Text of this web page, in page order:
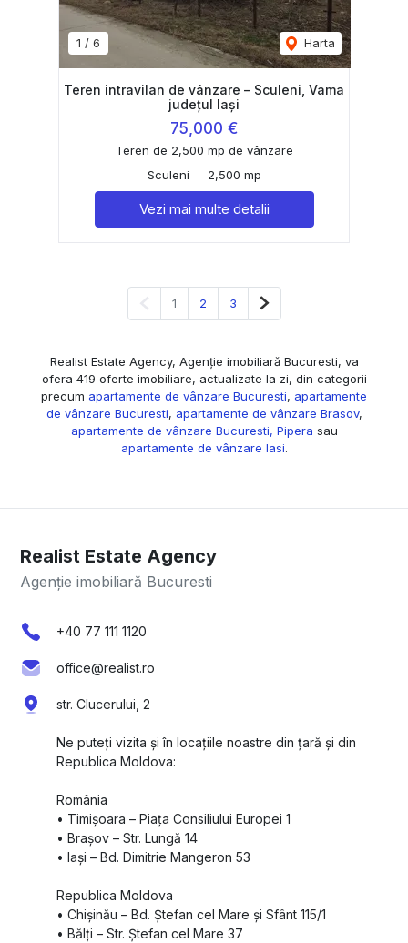
1 / 6 Harta
Teren intravilan de vânzare – Sculeni, Vama
județul Iași
75,000 €
Teren de 2,500 mp de vânzare
Sculeni
2,500 mp
Vezi mai multe detalii
Pagina anterioară
1 2 3 Pagina următoare
Realist Estate Agency, Agenție imobiliară Bucuresti, va
ofera 419 oferte imobiliare, actualizate la zi, din categorii
precum apartamente de vânzare Bucuresti, apartamente
de vânzare Bucuresti, apartamente de vânzare Brasov,
apartamente de vânzare Bucuresti, Pipera sau
apartamente de vânzare Iasi.
Realist Estate Agency
Agenție imobiliară Bucuresti
+40 77 111 1120
office@realist.ro
str. Clucerului, 2
Ne puteți vizita și în locațiile noastre din țară și din
Republica Moldova:
România
•⁠ ⁠Timișoara – Piața Consiliului Europei 1
•⁠ ⁠Brașov – Str. Lungă 14
•⁠ ⁠Iași – Bd. Dimitrie Mangeron 53
Republica Moldova
•⁠ ⁠Chișinău – Bd. Ștefan cel Mare și Sfânt 115/1
•⁠ ⁠Bălți – Str. Ștefan cel Mare 37